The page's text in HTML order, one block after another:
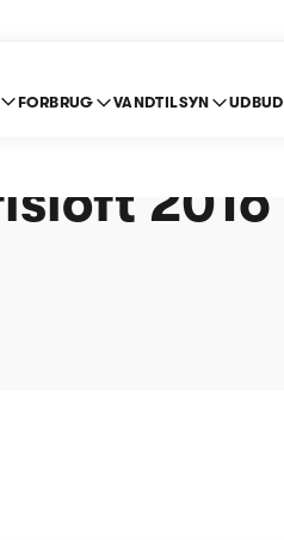
FORBRUG VANDTILSYN UDBUD
2016